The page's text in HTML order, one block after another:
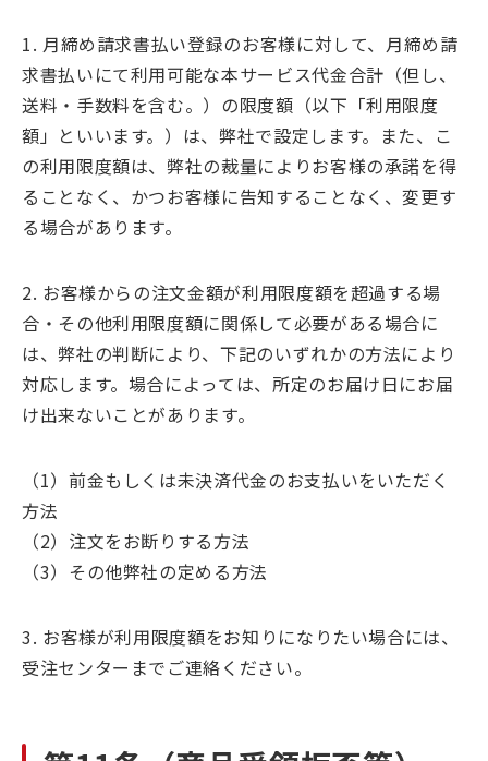
1. 月締め請求書払い登録のお客様に対して、月締め請
求書払いにて利用可能な本サービス代金合計（但し、
送料・手数料を含む。）の限度額（以下「利用限度
額」といいます。）は、弊社で設定します。また、こ
の利用限度額は、弊社の裁量によりお客様の承諾を得
ることなく、かつお客様に告知することなく、変更す
る場合があります。
2. お客様からの注文金額が利用限度額を超過する場
合・その他利用限度額に関係して必要がある場合に
は、弊社の判断により、下記のいずれかの方法により
対応します。場合によっては、所定のお届け日にお届
け出来ないことがあります。
（1）前金もしくは未決済代金のお支払いをいただく
方法
（2）注文をお断りする方法
（3）その他弊社の定める方法
3. お客様が利用限度額をお知りになりたい場合には、
受注センターまでご連絡ください。